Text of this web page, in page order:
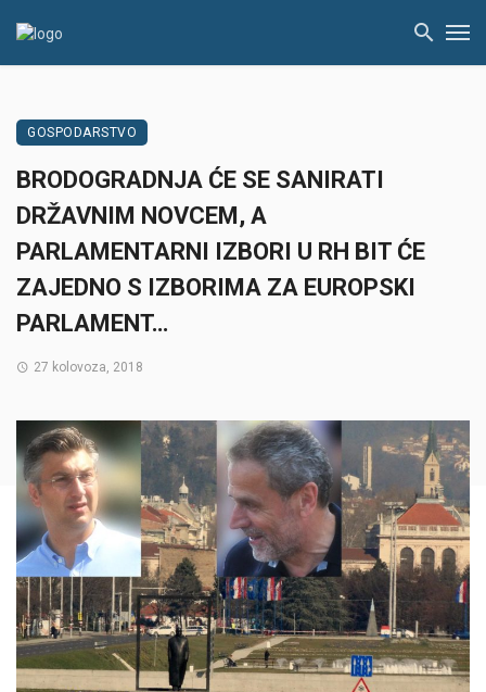
GOSPODARSTVO
BRODOGRADNJA ĆE SE SANIRATI
DRŽAVNIM NOVCEM, A
PARLAMENTARNI IZBORI U RH BIT ĆE
ZAJEDNO S IZBORIMA ZA EUROPSKI
PARLAMENT…
27 kolovoza, 2018